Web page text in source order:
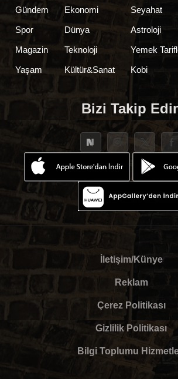
Gündem
Spor
Magazin
Yaşam
Ekonomi
Dünya
Teknoloji
Kültür&Sanat
Seyahat
Astroloji
Yemek
Kobi
Bizi Takip
İletişim/Künye
Reklam
Çerez Politikası
Gizlilik Politikası
Bilgi Toplumu